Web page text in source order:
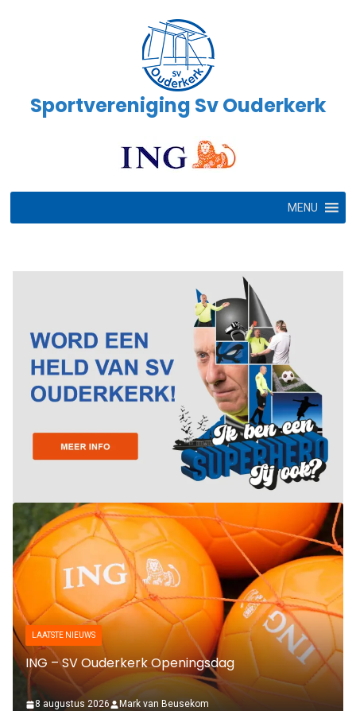
Sportvereniging Sv Ouderkerk
MENU
LAATSTE NIEUWS
ING – SV Ouderkerk Openingsdag
8 augustus 2026 Mark van Beusekom